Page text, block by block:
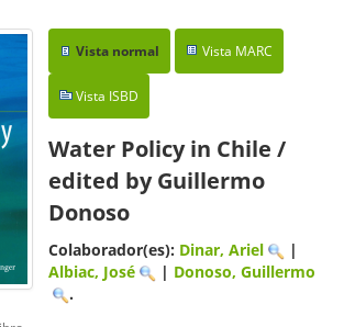
Vista normal Vista MARC
Vista ISBD
Water Policy in Chile /
edited by Guillermo
Donoso
Colaborador(es): Dinar, Ariel
|
Albiac, José
| Donoso, Guillermo
.